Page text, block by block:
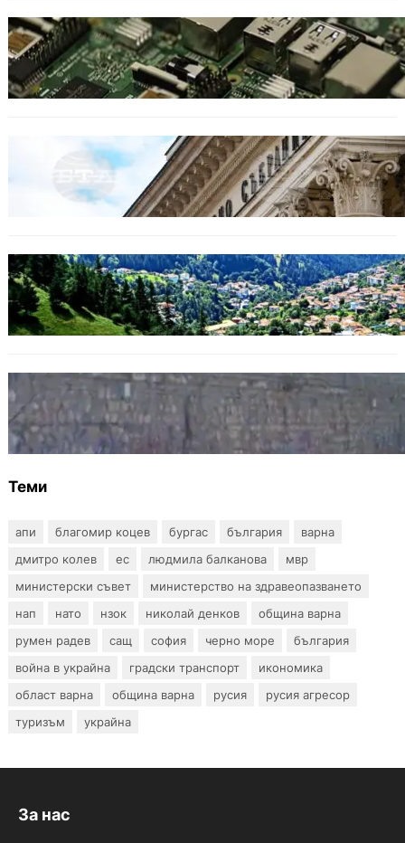
ИКОНОМИКА
Кои българи се осигуряват на новия таван
от 2300 евро.
БЕЗ КАТЕГОРИЯ
Дрон се взриви край Кардам: България
търси отговори за произхода му.
БЪЛГАРИЯ
Полицията алармира за нова схема с
фалшиви лечители и „вълшебни“ мехлеми
БЪЛГАРИЯ
Ограничават движението по улица
„Вълноломна“ във Варна
Теми
апи благомир коцев бургас българия
варна
дмитро колев
ес людмила балканова
мвр
министерски съвет
министерство на здравеопазването
нап
нато нзок николай денков
община варна
румен радев
сащ софия черно море
българия
война в украйна
градски транспорт
икономика
област варна
община варна русия
русия агресор
туризъм
украйна
За нас